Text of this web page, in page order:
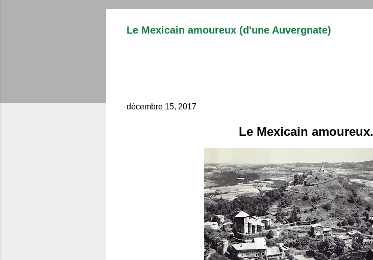
Le Mexicain amoureux (d'une Auvergnate)
décembre 15, 2017
Le Mexicain amoureux.